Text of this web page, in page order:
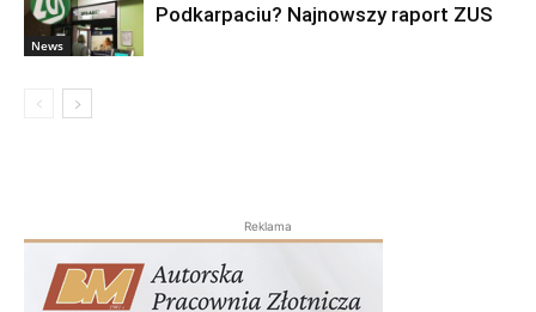
News
Podkarpaciu? Najnowszy raport ZUS
Reklama